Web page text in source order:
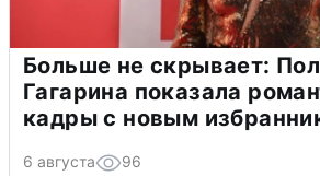
Больше не скрывает:
Гагарина показала
кадры с новым
6 августа 96